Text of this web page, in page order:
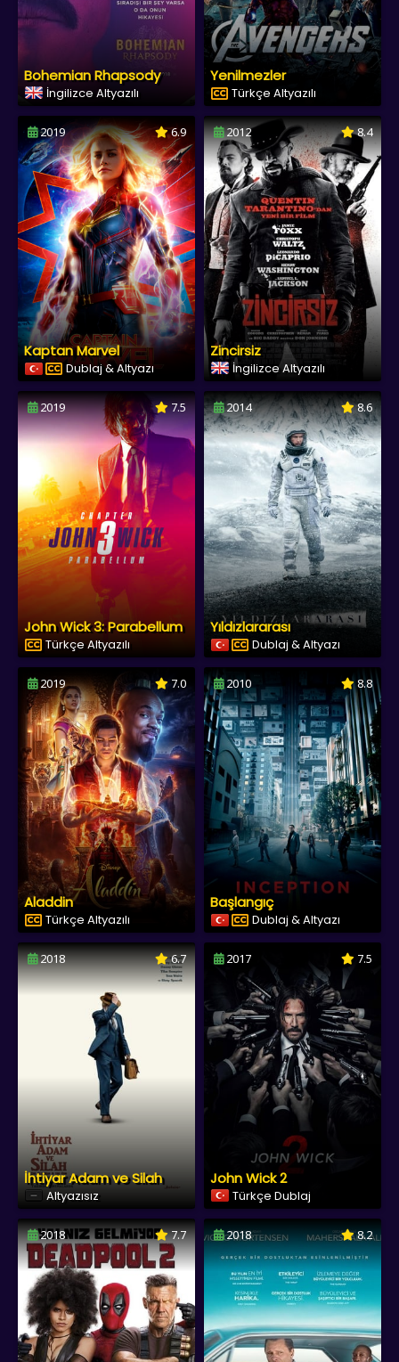
Bohemian Rhapsody
İngilizce Altyazılı
Yenilmezler
Türkçe Altyazılı
2019 6.9
Kaptan Marvel
Dublaj & Altyazı
2012 8.4
Zincirsiz
İngilizce Altyazılı
2019 7.5
John Wick 3: Parabellum
Türkçe Altyazılı
2014 8.6
Yıldızlararası
Dublaj & Altyazı
2019 7.0
Aladdin
Türkçe Altyazılı
2010 8.8
Başlangıç
Dublaj & Altyazı
2018 6.7
İhtiyar Adam ve Silah
Altyazısız
2017 7.5
John Wick 2
Türkçe Dublaj
2018 7.7 2018 8.2